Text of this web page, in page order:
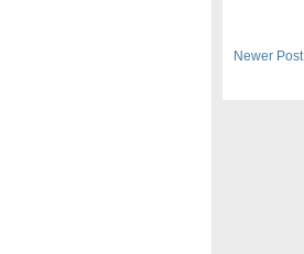
Newer Post